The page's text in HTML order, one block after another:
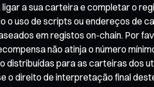
a sua carteira e completar o
o uso de scripts ou endereços de
em registos on-chain. Por
não atinja o número
distribuídas para as carteiras dos
o direito de interpretação final